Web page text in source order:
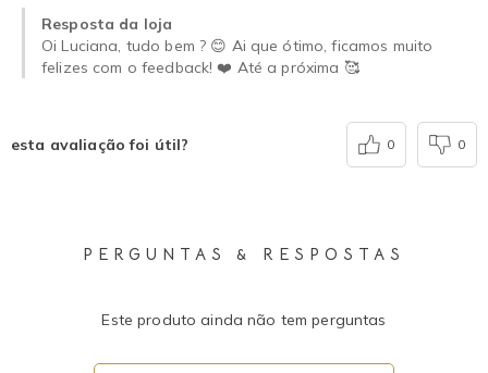
Resposta da loja
Oi Luciana, tudo bem ? 😊 Ai que ótimo, ficamos muito
felizes com o feedback! ❤️ Até a próxima 🥰
esta avaliação foi útil? 0 0
PERGUNTAS & RESPOSTAS
Este produto ainda não tem perguntas